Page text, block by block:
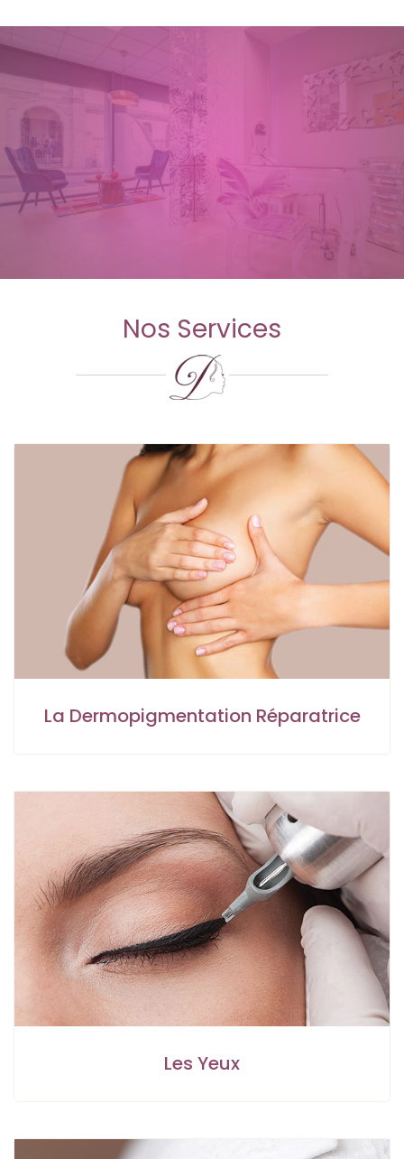
Nos Services
La Dermopigmentation Réparatrice
Les Yeux